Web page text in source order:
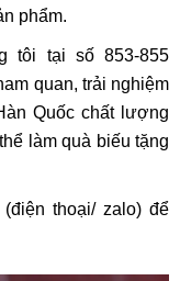
phẩm.
tôi tại số 853-855
quan, trải nghiệm
Quốc chất lượng
làm quà biếu tặng
thoại/ zalo) để